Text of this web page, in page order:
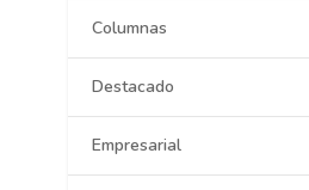
Columnas
Destacado
Empresarial